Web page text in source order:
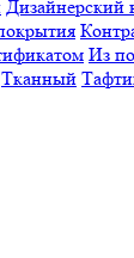
Дизайнерский
Из
Тканный